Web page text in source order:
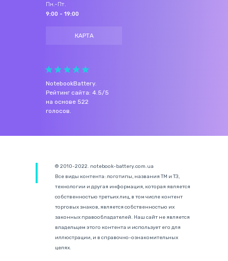
Пн.-Пт.
9:00 - 19:00
КАРТА
NotebookBattery.
Рейтинг сайта: 4.5/5
на основе 522
голосов.
© 2010-2022. notebook-battery.com.ua
Все виды контента: логотипы, названия ТМ и ТЗ,
технологии и другая информация, которая является
собственностью третьих лиц, в том числе контент
торговых знаков, является собственностью их
законных правообладателей. Наш сайт не является
владельцем этого контента и использует его для
иллюстрации, и в справочно-ознакомительных
целях.